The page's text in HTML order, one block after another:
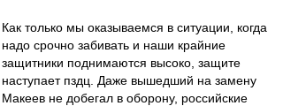
Как только мы оказываемся в ситуации, когда
надо срочно забивать и наши крайние
защитники поднимаются высоко, защите
наступает пздц. Даже вышедший на замену
Макеев не добегал в оборону, российские